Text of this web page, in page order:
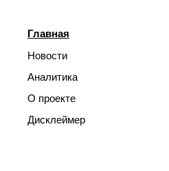
Главная
Новости
Аналитика
О проекте
Дисклеймер